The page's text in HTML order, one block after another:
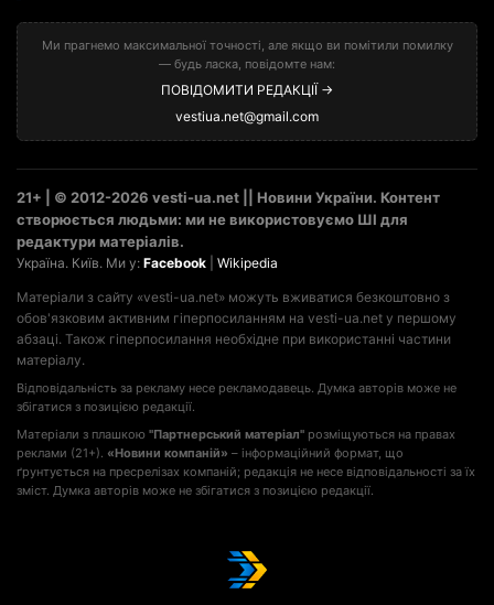
Ми прагнемо максимальної точності, але якщо ви помітили помилку
— будь ласка, повідомте нам:
ПОВІДОМИТИ РЕДАКЦІЇ →
vestiua.net@gmail.com
21+ | © 2012-2026 vesti-ua.net || Новини України. Контент
створюється людьми: ми не використовуємо ШІ для
редактури матеріалів.
Україна. Київ. Ми у: Facebook Wikipedia
Матеріали з сайту «vesti-ua.net» можуть вживатися безкоштовно з
обов'язковим активним гіперпосиланням на vesti-ua.net у першому
абзаці. Також гіперпосилання необхідне при використанні частини
матеріалу.
Відповідальність за рекламу несе рекламодавець. Думка авторів може не
збігатися з позицією редакції.
Матеріали з плашкою "Партнерський матеріал" розміщуються на правах
реклами (21+). «Новини компаній» – інформаційний формат, що
ґрунтується на пресрелізах компаній; редакція не несе відповідальності за їх
зміст. Думка авторів може не збігатися з позицією редакції.